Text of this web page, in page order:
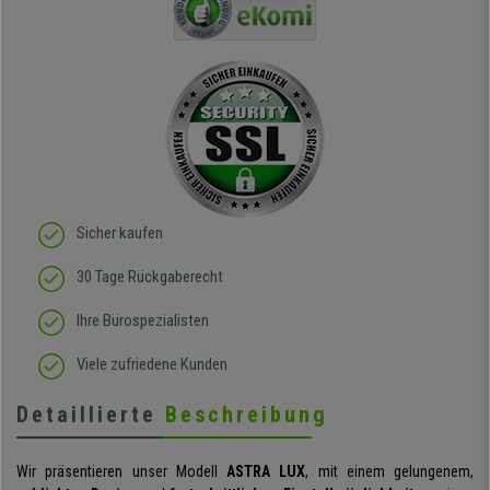
eigentlich zwei linke
Hände hat :) Von der
sitzt darin auch wirklich
gut! Die Sitzfläche, eine
Art straffes aber auch
elastisches Gewebe passt
sich der
Körperbewegung an.
Klare Kaufempfehlung!
Sicher kaufen
30 Tage Rückgaberecht
Ihre Bürospezialisten
Viele zufriedene Kunden
Detaillierte Beschreibung
Wir präsentieren unser Modell ASTRA LUX, mit einem gelungenem,